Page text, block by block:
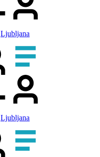
Ljubljana
Ljubljana